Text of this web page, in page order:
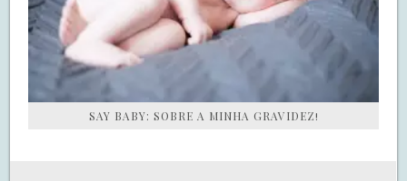
SAY BABY: SOBRE A MINHA GRAVIDEZ!